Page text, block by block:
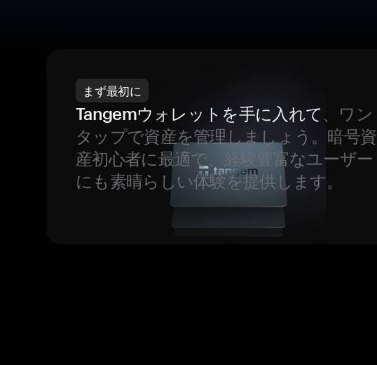
まず最初に
Tangemウォレットを手に入れて、ワン
タップで資産を管理しましょう。暗号資
産初心者に最適で、経験豊富なユーザー
にも素晴らしい体験を提供します。